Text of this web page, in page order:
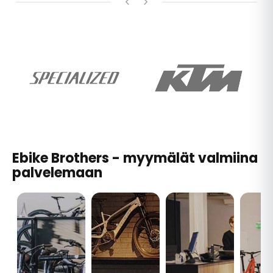
Ebike Brothers - myymälät valmiina
palvelemaan